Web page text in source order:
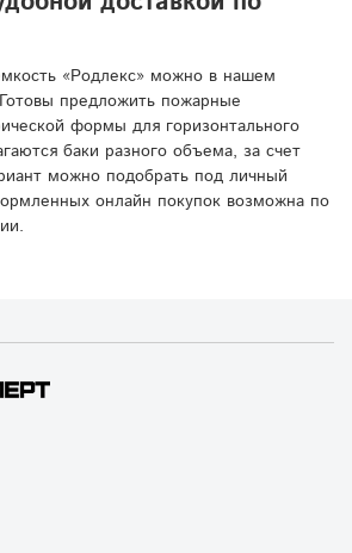
«Родлекс» можно в нашем
предложить пожарные
формы для горизонтального
баки разного объема, за счет
можно подобрать под личный
онлайн покупок возможна по